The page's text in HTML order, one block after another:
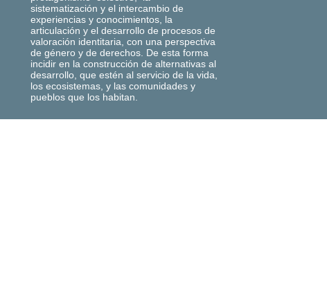
sistematización y el intercambio de
experiencias y conocimientos, la
articulación y el desarrollo de procesos de
valoración identitaria, con una perspectiva
de género y de derechos. De esta forma
incidir en la construcción de alternativas al
desarrollo, que estén al servicio de la vida,
los ecosistemas, y las comunidades y
pueblos que los habitan.